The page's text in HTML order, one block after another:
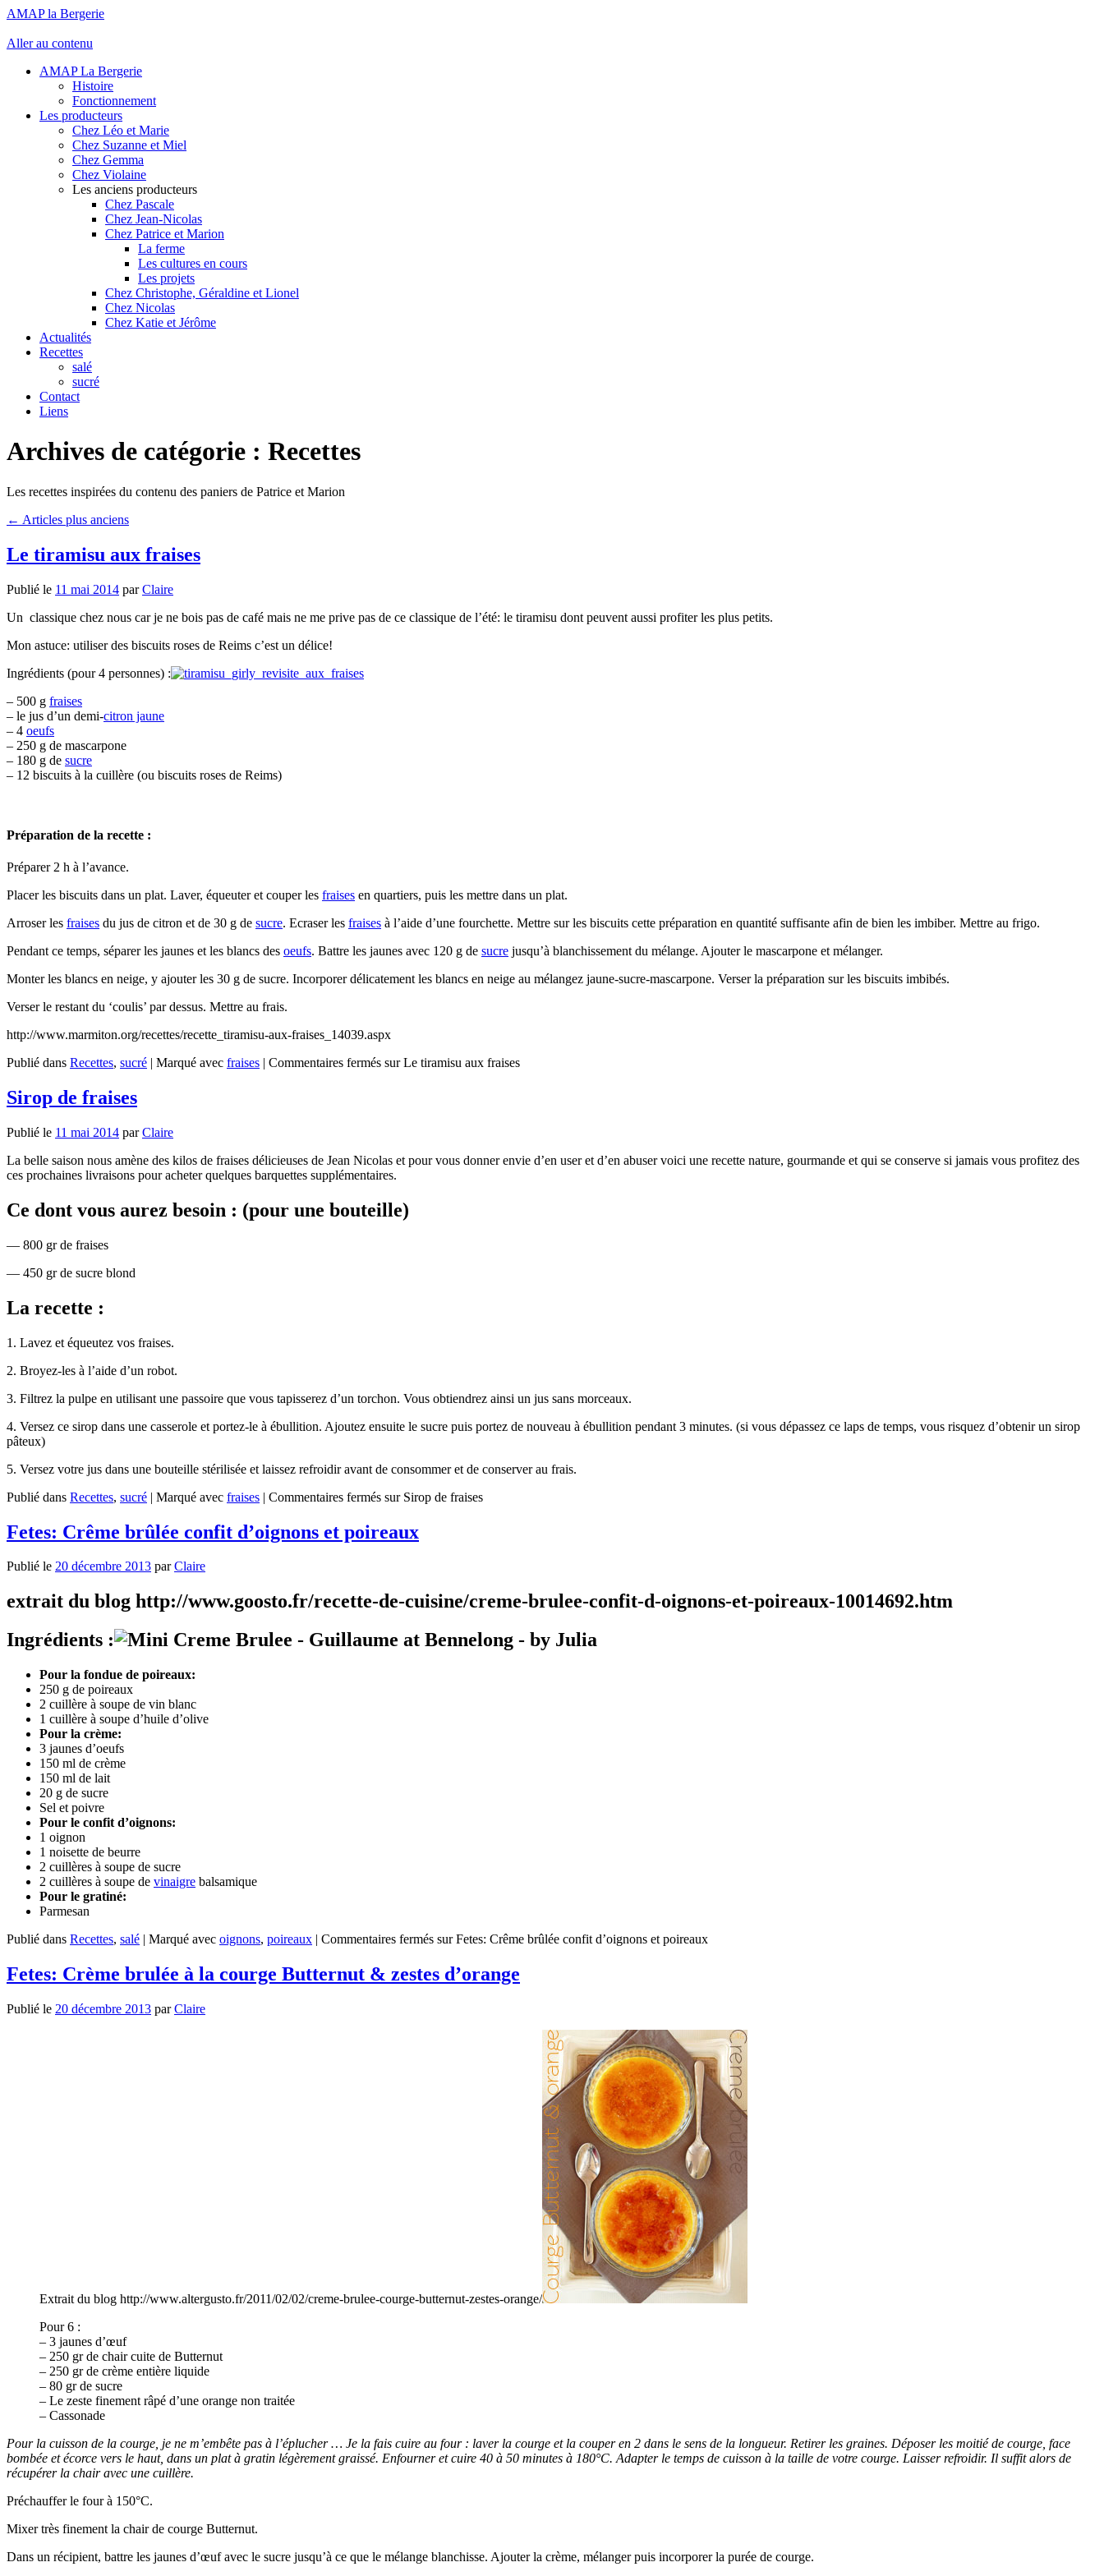
AMAP la Bergerie
Aller au contenu
AMAP La Bergerie
Histoire
Fonctionnement
Les producteurs
Chez Léo et Marie
Chez Suzanne et Miel
Chez Gemma
Chez Violaine
Les anciens producteurs
Chez Pascale
Chez Jean-Nicolas
Chez Patrice et Marion
La ferme
Les cultures en cours
Les projets
Chez Christophe, Géraldine et Lionel
Chez Nicolas
Chez Katie et Jérôme
Actualités
Recettes
salé
sucré
Contact
Liens
Archives de catégorie : Recettes
Les recettes inspirées du contenu des paniers de Patrice et Marion
← Articles plus anciens
Le tiramisu aux fraises
Publié le 11 mai 2014 par Claire
Un classique chez nous car je ne bois pas de café mais ne me prive pas de ce classique de l’été: le tiramisu dont peuvent aussi profiter les plus petits.
Mon astuce: utiliser des biscuits roses de Reims c’est un délice!
Ingrédients (pour 4 personnes) :
– 500 g fraises
– le jus d’un demi-citron jaune
– 4 oeufs
– 250 g de mascarpone
– 180 g de sucre
– 12 biscuits à la cuillère (ou biscuits roses de Reims)
Préparation de la recette :
Préparer 2 h à l’avance.
Placer les biscuits dans un plat. Laver, équeuter et couper les fraises en quartiers, puis les mettre dans un plat.
Arroser les fraises du jus de citron et de 30 g de sucre. Ecraser les fraises à l’aide d’une fourchette. Mettre sur les biscuits cette préparation en quantité suffisante afin de bien les imbiber. Mettre au frigo.
Pendant ce temps, séparer les jaunes et les blancs des oeufs. Battre les jaunes avec 120 g de sucre jusqu’à blanchissement du mélange. Ajouter le mascarpone et mélanger.
Monter les blancs en neige, y ajouter les 30 g de sucre. Incorporer délicatement les blancs en neige au mélangez jaune-sucre-mascarpone. Verser la préparation sur les biscuits imbibés.
Verser le restant du ‘coulis’ par dessus. Mettre au frais.
http://www.marmiton.org/recettes/recette_tiramisu-aux-fraises_14039.aspx
Publié dans Recettes, sucré | Marqué avec fraises | Commentaires fermés sur Le tiramisu aux fraises
Sirop de fraises
Publié le 11 mai 2014 par Claire
La belle saison nous amène des kilos de fraises délicieuses de Jean Nicolas et pour vous donner envie d’en user et d’en abuser voici une recette nature, gourmande et qui se conserve si jamais vous profitez des
ces prochaines livraisons pour acheter quelques barquettes supplémentaires.
Ce dont vous aurez besoin : (pour une bouteille)
— 800 gr de fraises
— 450 gr de sucre blond
La recette :
1. Lavez et équeutez vos fraises.
2. Broyez-les à l’aide d’un robot.
3. Filtrez la pulpe en utilisant une passoire que vous tapisserez d’un torchon. Vous obtiendrez ainsi un jus sans morceaux.
4. Versez ce sirop dans une casserole et portez-le à ébullition. Ajoutez ensuite le sucre puis portez de nouveau à ébullition pendant 3 minutes. (si vous dépassez ce laps de temps, vous risquez d’obtenir un sirop
pâteux)
5. Versez votre jus dans une bouteille stérilisée et laissez refroidir avant de consommer et de conserver au frais.
Publié dans Recettes, sucré | Marqué avec fraises | Commentaires fermés sur Sirop de fraises
Fetes: Crême brûlée confit d’oignons et poireaux
Publié le 20 décembre 2013 par Claire
extrait du blog http://www.goosto.fr/recette-de-cuisine/creme-brulee-confit-d-oignons-et-poireaux-10014692.htm
Ingrédients :
Pour la fondue de poireaux:
250 g de poireaux
2 cuillère à soupe de vin blanc
1 cuillère à soupe d’huile d’olive
Pour la crème:
3 jaunes d’oeufs
150 ml de crème
150 ml de lait
20 g de sucre
Sel et poivre
Pour le confit d’oignons:
1 oignon
1 noisette de beurre
2 cuillères à soupe de sucre
2 cuillères à soupe de vinaigre balsamique
Pour le gratiné:
Parmesan
Publié dans Recettes, salé | Marqué avec oignons, poireaux | Commentaires fermés sur Fetes: Crême brûlée confit d’oignons et poireaux
Fetes: Crème brulée à la courge Butternut & zestes d’orange
Publié le 20 décembre 2013 par Claire
Extrait du blog http://www.altergusto.fr/2011/02/02/creme-brulee-courge-butternut-zestes-orange/
Pour 6 :
– 3 jaunes d’œuf
– 250 gr de chair cuite de Butternut
– 250 gr de crème entière liquide
– 80 gr de sucre
– Le zeste finement râpé d’une orange non traitée
– Cassonade
Pour la cuisson de la courge, je ne m’embête pas à l’éplucher … Je la fais cuire au four : laver la courge et la couper en 2 dans le sens de la longueur. Retirer les graines. Déposer les moitié de courge, face
bombée et écorce vers le haut, dans un plat à gratin légèrement graissé. Enfourner et cuire 40 à 50 minutes à 180°C. Adapter le temps de cuisson à la taille de votre courge. Laisser refroidir. Il suffit alors de
récupérer la chair avec une cuillère.
Préchauffer le four à 150°C.
Mixer très finement la chair de courge Butternut.
Dans un récipient, battre les jaunes d’œuf avec le sucre jusqu’à ce que le mélange blanchisse. Ajouter la crème, mélanger puis incorporer la purée de courge.